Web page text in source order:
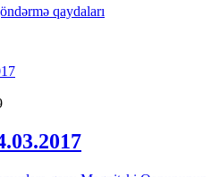
qaydaları